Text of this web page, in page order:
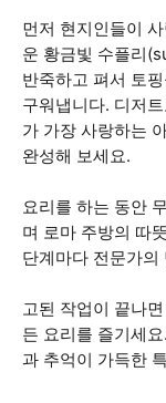
먼저 현지인들이
운 황금빛 수플리
반죽하고 펴서 토
구워냅니다. 디저
가 가장 사랑하는
완성해 보세요.
요리를 하는 동안
며 로마 주방의 따
단계마다 전문가의
고된 작업이 끝나
든 요리를 즐기세
과 추억이 가득한